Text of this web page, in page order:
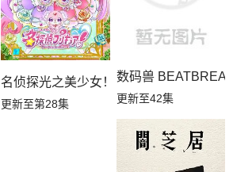
名侦探光之美少女！
更新至第28集
数码兽
更新至42集